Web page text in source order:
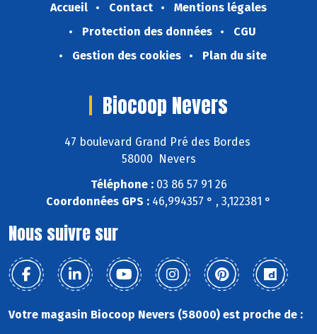
Accueil Contact
Mentions légales
Protection des données
CGU
Gestion des cookies
Plan du site
Biocoop Nevers
47 boulevard Grand Pré des Bordes
58000 Nevers
Téléphone :03 86 57 91 26
Coordonnées GPS : 46,994357 ° , 3,122381 °
Nous suivre sur
Votre magasin Biocoop Nevers (58000) est proche de :